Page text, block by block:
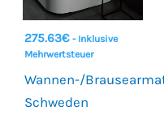
275.63€ - Inklusive
Mehrwertsteuer
Wannen-/
Schweden